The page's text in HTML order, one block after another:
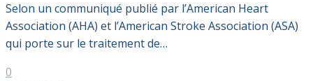
Selon un communiqué publié par l’American Heart
Association (AHA) et l’American Stroke Association (ASA)
qui porte sur le traitement de…
0